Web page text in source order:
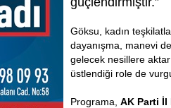
Göksu, kadın
dayanışma, manevi
gelecek nesillere
üstlendiği role de
Programa, AK Parti İl